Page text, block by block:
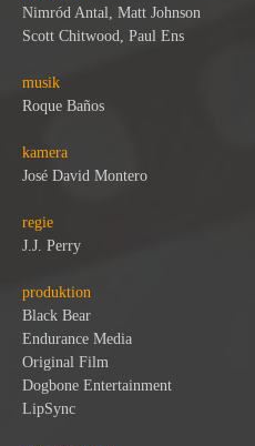
Nimród Antal, Matt Johnson
Scott Chitwood, Paul Ens
musik
Roque Baños
kamera
José David Montero
regie
J.J. Perry
produktion
Black Bear
Endurance Media
Original Film
Dogbone Entertainment
LipSync